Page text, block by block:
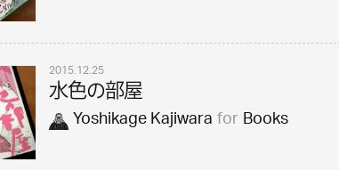
2015.12.25
水色の部屋
Yoshikage KajiwaraforBooks